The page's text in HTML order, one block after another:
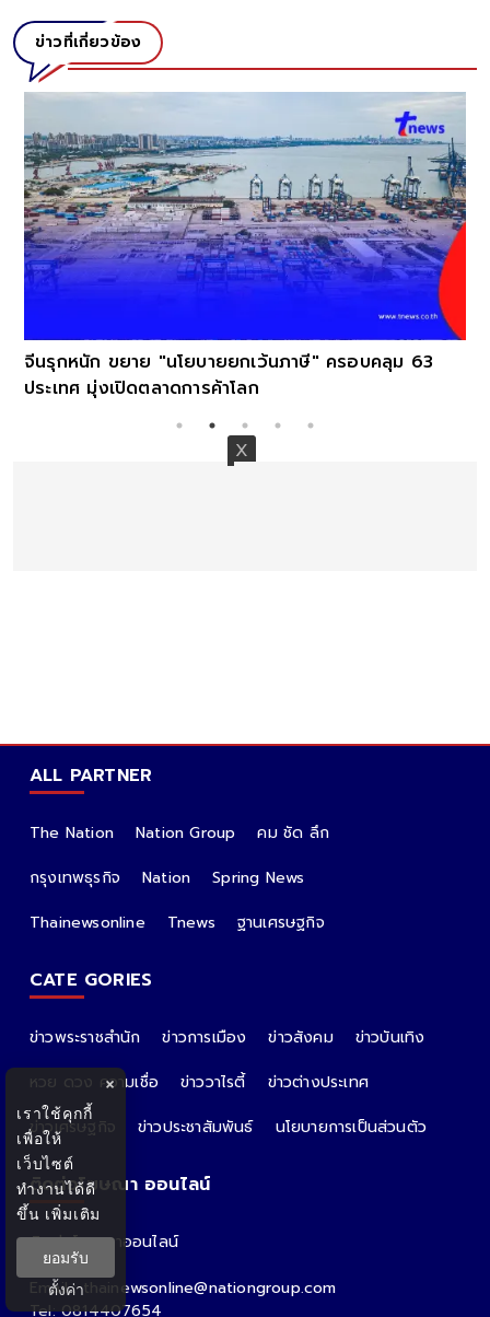
ข่าวที่เกี่ยวข้อง
จีนรุกหนัก ขยาย "นโยบายยกเว้นภาษี" ครอบคลุม 63
ประเทศ มุ่งเปิดตลาดการค้าโลก
ALL PARTNER
The Nation Nation Group
คม ชัด ลึก
กรุงเทพธุรกิจ
Nation
Spring News
Thainewsonline
Tnews ฐานเศรษฐกิจ
CATE GORIES
ข่าวพระราชสำนัก ข่าวการเมือง ข่าวสังคม
ข่าวบันเทิง
หวย ดวง ความเชื่อ
ข่าววาไรตี้
ข่าวต่างประเทศ
ข่าวเศรษฐกิจ
ข่าวประชาสัมพันธ์ นโยบายการเป็นส่วนตัว
ติดต่อโฆษณา ออนไลน์
ติดต่อโฆษณาออนไลน์
คุณอ้อ
Email : thainewsonline@nationgroup.com
Tel: 0814407654
×
เราใช้คุกกี้
เพื่อให้
เว็บไซต์
ทำงานได้ดี
ขึ้น เพิ่มเติม
ยอมรับ
ตั้งค่า